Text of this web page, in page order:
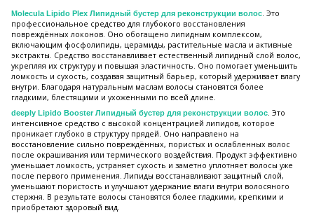
Molecula Lipido Plex Липидный бустер для реконструкции волос . Это
профессиональное средство для глубокого восстановления
повреждённых локонов. Оно обогащено липидным комплексом,
включающим фосфолипиды, церамиды, растительные масла и активные
экстракты. Средство восстанавливает естественный липидный слой волос,
укрепляя их структуру и повышая эластичность. Оно помогает уменьшить
ломкость и сухость, создавая защитный барьер, который удерживает влагу
внутри. Благодаря натуральным маслам волосы становятся более
гладкими, блестящими и ухоженными по всей длине.
deeply Lipido Booster Липидный бустер для реконструкции волос . Это
интенсивное средство с высокой концентрацией липидов, которое
проникает глубоко в структуру прядей. Оно направлено на
восстановление сильно повреждённых, пористых и ослабленных волос
после окрашивания или термического воздействия. Продукт эффективно
уменьшает ломкость, устраняет сухость и заметно уплотняет волосы уже
после первого применения. Липиды восстанавливают защитный слой,
уменьшают пористость и улучшают удержание влаги внутри волосяного
стержня. В результате волосы становятся более гладкими, крепкими и
приобретают здоровый вид.